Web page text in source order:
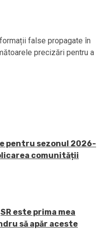
false propagate în
precizări pentru a
pentru sezonul 2026-
comunității
este prima mea
să apăr aceste